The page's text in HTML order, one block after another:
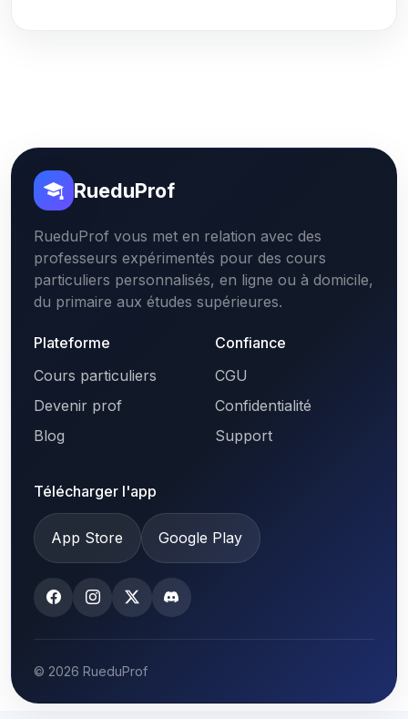
RueduProf
RueduProf vous met en relation avec des
professeurs expérimentés pour des cours
particuliers personnalisés, en ligne ou à domicile,
du primaire aux études supérieures.
Plateforme
Cours particuliers
Devenir prof
Blog
Confiance
CGU
Confidentialité
Support
Télécharger l'app
App Store Google Play
© 2026 RueduProf